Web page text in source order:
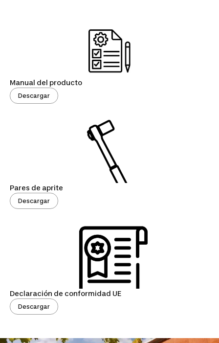
Manual del producto
Descargar
Pares de aprite
Descargar
Declaración de conformidad UE
Descargar